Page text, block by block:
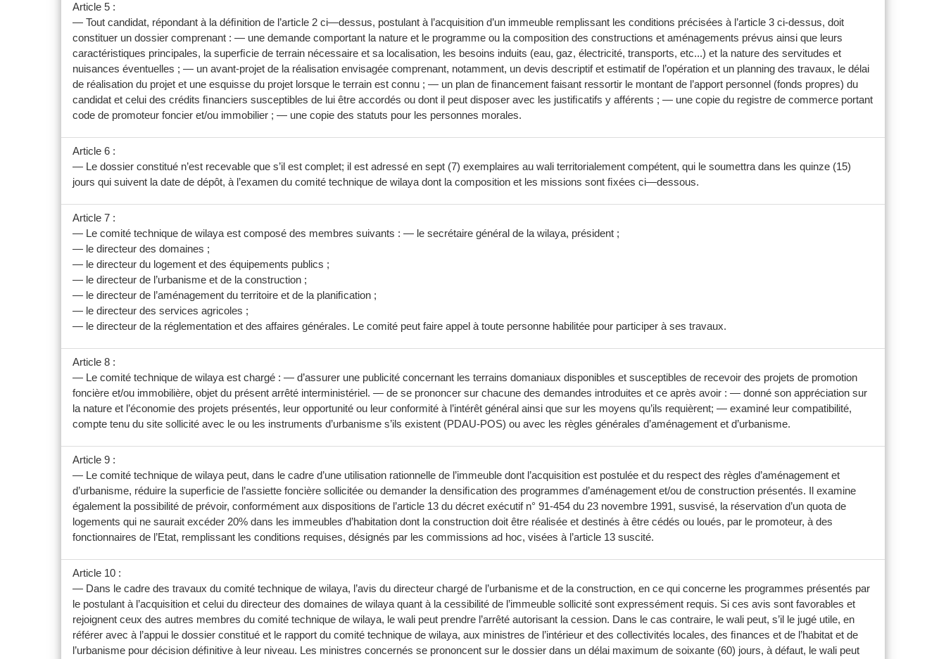
Article 5 :
— Tout candidat, répondant à la déﬁnition de l’article 2 ci—dessus, postulant à l’acquisition d’un immeuble remplissant les conditions précisées à l’article 3 ci-dessus, doit
constituer un dossier comprenant : — une demande comportant la nature et le programme ou la composition des constructions et aménagements prévus ainsi que leurs
caractéristiques principales, la superﬁcie de terrain nécessaire et sa localisation, les besoins induits (eau, gaz, électricité, transports, etc...) et la nature des servitudes et
nuisances éventuelles ; — un avant-projet de la réalisation envisagée comprenant, notamment, un devis descriptif et estimatif de l’opération et un planning des travaux, le délai
de réalisation du projet et une esquisse du projet lorsque le terrain est connu ; — un plan de ﬁnancement faisant ressortir le montant de l’apport personnel (fonds propres) du
candidat et celui des crédits ﬁnanciers susceptibles de lui être accordés ou dont il peut disposer avec les justiﬁcatifs y afférents ; — une copie du registre de commerce portant
code de promoteur foncier et/ou immobilier ; — une copie des statuts pour les personnes morales.
Article 6 :
— Le dossier constitué n’est recevable que s’il est complet; il est adressé en sept (7) exemplaires au wali territorialement compétent, qui le soumettra dans les quinze (15)
jours qui suivent la date de dépôt, à l’examen du comité technique de wilaya dont la composition et les missions sont ﬁxées ci—dessous.
Article 7 :
— Le comité technique de wilaya est composé des membres suivants : — le secrétaire général de la wilaya, président ;
— le directeur des domaines ;
— le directeur du logement et des équipements publics ;
— le directeur de l’urbanisme et de la construction ;
— le directeur de l’aménagement du territoire et de la planiﬁcation ;
— le directeur des services agricoles ;
— le directeur de la réglementation et des affaires générales. Le comité peut faire appel à toute personne habilitée pour participer à ses travaux.
Article 8 :
— Le comité technique de wilaya est chargé : — d’assurer une publicité concernant les terrains domaniaux disponibles et susceptibles de recevoir des projets de promotion
foncière et/ou immobilière, objet du présent arrêté interministériel. — de se prononcer sur chacune des demandes introduites et ce après avoir : — donné son appréciation sur
la nature et l’économie des projets présentés, leur opportunité ou leur conformité à l’intérêt général ainsi que sur les moyens qu’ils requièrent; — examiné leur compatibilité,
compte tenu du site sollicité avec le ou les instruments d’urbanisme s’ils existent (PDAU-POS) ou avec les règles générales d’aménagement et d’urbanisme.
Article 9 :
— Le comité technique de wilaya peut, dans le cadre d’une utilisation rationnelle de l’immeuble dont l’acquisition est postulée et du respect des règles d’aménagement et
d’urbanisme, réduire la superﬁcie de l’assiette foncière sollicitée ou demander la densiﬁcation des programmes d’aménagement et/ou de construction présentés. Il examine
également la possibilité de prévoir, conformément aux dispositions de l’article 13 du décret exécutif n° 91-454 du 23 novembre 1991, susvisé, la réservation d’un quota de
logements qui ne saurait excéder 20% dans les immeubles d’habitation dont la construction doit être réalisée et destinés à être cédés ou loués, par le promoteur, à des
fonctionnaires de l’Etat, remplissant les conditions requises, désignés par les commissions ad hoc, visées à l’article 13 suscité.
Article 10 :
— Dans le cadre des travaux du comité technique de wilaya, l’avis du directeur chargé de l’urbanisme et de la construction, en ce qui concerne les programmes présentés par
le postulant à l’acquisition et celui du directeur des domaines de wilaya quant à la cessibilité de l’immeuble sollicité sont expressément requis. Si ces avis sont favorables et
rejoignent ceux des autres membres du comité technique de wilaya, le wali peut prendre l’arrêté autorisant la cession. Dans le cas contraire, le wali peut, s’il le jugé utile, en
référer avec à l’appui le dossier constitué et le rapport du comité technique de wilaya, aux ministres de l’intérieur et des collectivités locales, des ﬁnances et de l’habitat et de
l’urbanisme pour décision déﬁnitive à leur niveau. Les ministres concernés se prononcent sur le dossier dans un délai maximum de soixante (60) jours, à défaut, le wali peut